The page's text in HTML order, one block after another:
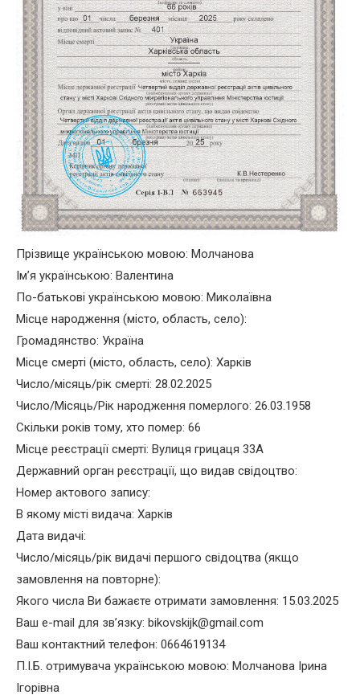
Прізвище українською мовою: Молчанова
Ім’я українською: Валентина
По-батькові українською мовою: Миколаївна
Місце народження (місто, область, село):
Громадянство: Україна
Місце смерті (місто, область, село): Харків
Число/місяць/рік смерті: 28.02.2025
Число/Місяць/Рік народження померлого: 26.03.1958
Скільки років тому, хто помер: 66
Місце реєстрації смерті: Вулиця грицаця 33А
Державний орган реєстрації, що видав свідоцтво:
Номер актового запису:
В якому місті видача: Харків
Дата видачі:
Число/місяць/рік видачі першого свідоцтва (якщо
замовлення на повторне):
Якого числа Ви бажаєте отримати замовлення: 15.03.2025
Ваш e-mail для зв’язку: bikovskijk@gmail.com
Ваш контактний телефон: 0664619134
П.І.Б. отримувача українською мовою: Молчанова Ірина
Ігорівна